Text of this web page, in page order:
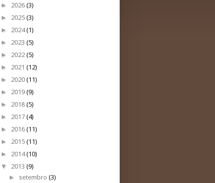
► 2026 (3)
► 2025 (3)
► 2024(1)
► 2023 (5)
► 2022 (5)
► 2021 (12)
► 2020 (11)
► 2019 (9)
► 2018 (5)
► 2017 (4)
► 2016 (11)
► 2015 (11)
► 2014(10)
▼ 2013 (9)
► setembro (3)